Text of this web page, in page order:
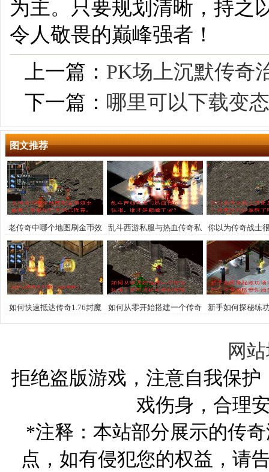
为主。只要规划清晰，持之
令人敬畏的巅峰强者！
上一篇： PK场上沉默传奇
下一篇： 哪里可以下载变
图文推荐
老传奇中哪个地图刷金币效
率最高？求最佳打金地点推
荐。
乱斗西游私服与热血传奇私
服，谁才是巅峰王者？
你以为传奇战士
这些技巧你掌
如何快速抵达传奇1.76封魔
殿？
如何从零开始搭建一个传奇
私服？完整流程与盈利攻略
新手如何探秘练
冒险全攻略带
网
拒绝盗版游戏，注意自我保
戏伤身，合理
*注释：本站部分展示的传
点，如有侵犯您的权益，请